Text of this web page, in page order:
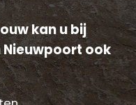
kan u bij
Nieuwpoort ook